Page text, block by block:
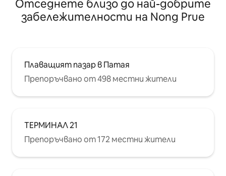
Отседнете близо до най-добрите
забележителности на Nong Prue
Плаващият пазар в Патая
Препоръчвано от 498 местни жители
ТЕРМИНАЛ 21
Препоръчвано от 172 местни жители